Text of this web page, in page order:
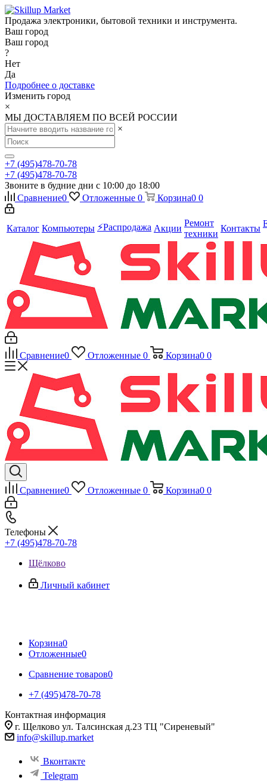
Продажа электроники, бытовой техники и инструмента.
Ваш город
Ваш город
?
Нет
Да
Подробнее о доставке
Изменить город
×
МЫ ДОСТАВЛЯЕМ ПО ВСЕЙ РОССИИ
×
+7 (495)478-70-78
+7 (495)478-70-78
Звоните в будние дни с 10:00 до 18:00
Сравнение0 Отложенные 0 Корзина0 0
Каталог Компьютеры ⚡️Распродажа Акции
Ремонт
техники
Контакты
Сравнение0 Отложенные 0 Корзина0 0
Сравнение0 Отложенные 0 Корзина0 0
Телефоны
+7 (495)478-70-78
Щёлково
Личный кабинет
Корзина0
Отложенные0
Сравнение товаров0
+7 (495)478-70-78
Контактная информация
г. Щелково ул. Талсинская д.23 ТЦ "Сиреневый"
info@skillup.market
Вконтакте
Telegram